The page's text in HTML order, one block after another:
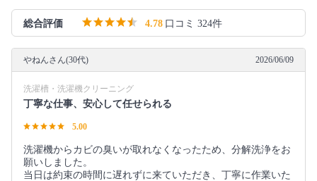
総合評価 4.78 口コミ 324件
やねんさん(30代) 2026/06/09
洗濯槽・洗濯機クリーニング
丁寧な仕事、安心して任せられる
5.00
洗濯機からカビの臭いが取れなくなったため、分解洗浄をお
願いしました。
当日は約束の時間に遅れずに来ていただき、丁寧に作業いた